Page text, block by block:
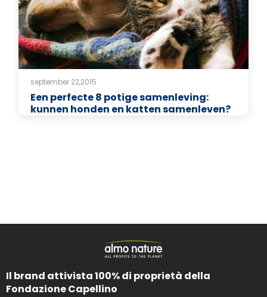
september 22,2015
Een perfecte 8 potige samenleving:
kunnen honden en katten samenleven?
Il brand attivista 100% di proprietà della
Fondazione Capellino